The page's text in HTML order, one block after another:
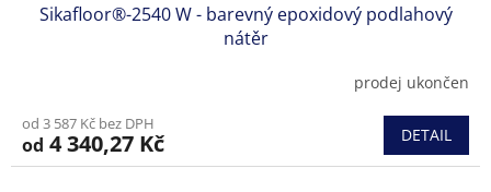
Sikafloor®-2540 W - barevný epoxidový podlahový
nátěr
produktu
je
5,0
prodej ukončen
od 3 587 Kč bez DPH
od 4 340,27 Kč DETAIL